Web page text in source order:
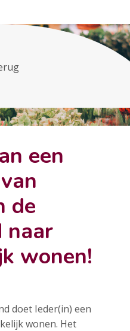
een
de
naar
wonen!
doet Ieder(in) een
wonen. Het